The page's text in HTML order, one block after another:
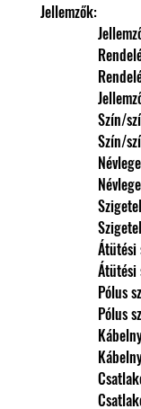
Jellemzők: